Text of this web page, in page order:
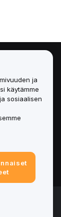
ja
käytämme
sosiaalisen